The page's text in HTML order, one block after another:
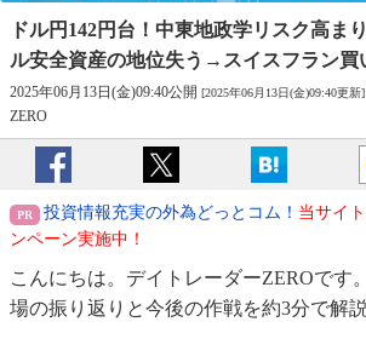
ドル円142円台！中東地政学リスク高ま
ル安全資産の地位失う→スイスフラン買
2025年06月13日(金)09:40公開 [2025年06月13日(金)09:40更新]
ZERO
投資情報充実の外為どっとコム！ 当サイ
ンペーン実施中！
こんにちは。デイトレーダーZEROです
場の振り返りと今後の作戦を約3分で解説